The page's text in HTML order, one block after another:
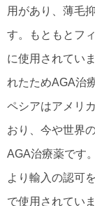
用があり、薄毛
す。もともとフ
に使用されてい
れたためAGA治
ペシアはアメリ
おり、今や世界
AGA治療薬です
より輸入の認可
で使用されていま